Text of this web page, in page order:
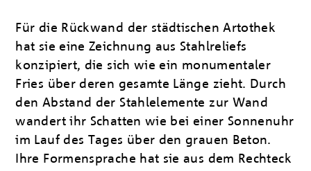
Für die Rückwand der städtischen Artothek
hat sie eine Zeichnung aus Stahlreliefs
konzipiert, die sich wie ein monumentaler
Fries über deren gesamte Länge zieht. Durch
den Abstand der Stahlelemente zur Wand
wandert ihr Schatten wie bei einer Sonnenuhr
im Lauf des Tages über den grauen Beton.
Ihre Formensprache hat sie aus dem Rechteck